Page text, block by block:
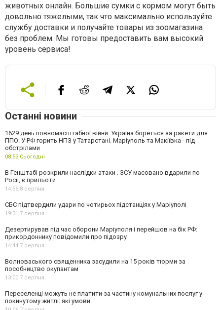
животных онлайн. Большие сумки с кормом могут быть
довольно тяжелыми, так что максимально используйте
службу доставки и получайте товары из зоомагазина
без проблем. Мы готовы предоставить вам высокий
уровень сервиса!
Останні новини
1629 день повномасштабної війни. Україна бореться за ракети для
ППО. У РФ горить НПЗ у Татарстані. Маріуполь та Макіївка - під
обстрілами
08:53,Сьогодні
В Генштабі розкрили наслідки атаки . ЗСУ масовано вдарили по
Росії, є прильоти
14:56,8 серпня
СБС підтвердили удари по чотирьох підстанціях у Маріуполі
19:31,7 серпня
Дезертирував під час оборони Маріуполя і перейшов на бік РФ:
прикордоннику повідомили про підозру
14:44,7 серпня
Волноваського священника засудили на 15 років тюрми за
пособництво окупантам
13:00,7 серпня
Переселенці можуть не платити за частину комунальних послуг у
покинутому житлі: які умови